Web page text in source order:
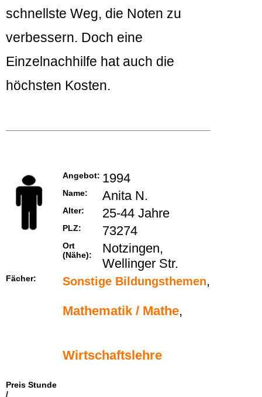
schnellste Weg, die Noten zu
verbessern. Doch eine
Einzelnachhilfe hat auch die
höchsten Kosten.
Angebot: 1994
Name: Anita N.
Alter: 25-44 Jahre
PLZ: 73274
Ort
(Nähe):
Notzingen,
Wellinger Str.
Fächer: Sonstige Bildungsthemen,
Mathematik / Mathe,
Wirtschaftslehre
Preis Stunde
/